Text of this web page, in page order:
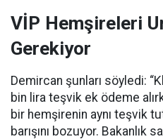
VİP Hemşireleri
Gerekiyor
Demircan şunları söyledi:
bin lira teşvik ek ödeme
bir hemşirenin aynı teşvik
barışını bozuyor. Bakanlık